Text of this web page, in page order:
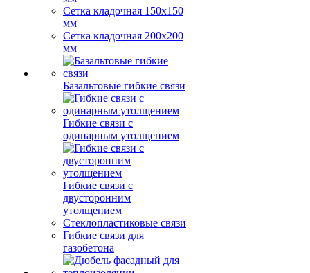
Сетка кладочная 150x150
мм
Сетка кладочная 200x200
мм
Базальтовые гибкие связи
Гибкие связи с
одинарным утолщением
Гибкие связи с
двусторонним
утолщением
Стеклопластиковые связи
Гибкие связи для
газобетона